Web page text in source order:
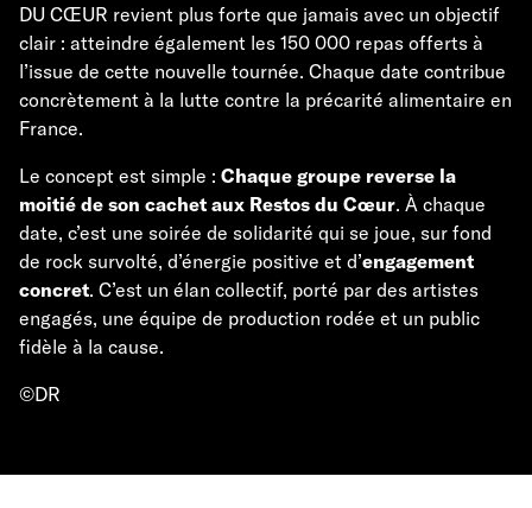
DU CŒUR revient plus forte que jamais avec un objectif
clair : atteindre également les 150 000 repas offerts à
l’issue de cette nouvelle tournée. Chaque date contribue
concrètement à la lutte contre la précarité alimentaire en
France.
Le concept est simple : Chaque groupe reverse la
moitié de son cachet aux Restos du Cœur. À chaque
date, c’est une soirée de solidarité qui se joue, sur fond
de rock survolté, d’énergie positive et d’engagement
concret. C’est un élan collectif, porté par des artistes
engagés, une équipe de production rodée et un public
fidèle à la cause.
©DR